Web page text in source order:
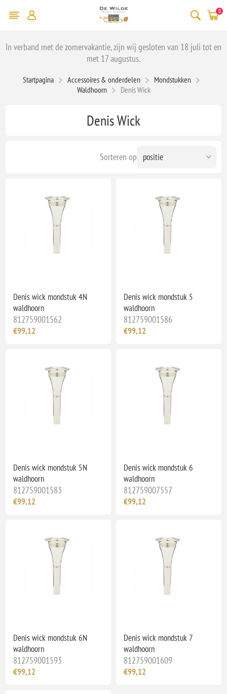
0
In verband met de zomervakantie, zijn wij gesloten van 18 juli tot en
met 17 augustus.
Startpagina Accessoires & onderdelen
Mondstukken
Waldhoorn
Denis Wick
Denis Wick
Sorteren op
Denis wick mondstuk 4N
waldhoorn
812759001562
€99,12
Denis wick mondstuk 5
waldhoorn
812759001586
€99,12
Denis wick mondstuk 5N
waldhoorn
812759001583
€99,12
Denis wick mondstuk 6
waldhoorn
812759007557
€99,12
Denis wick mondstuk 6N
waldhoorn
812759001593
€99,12
Denis wick mondstuk 7
waldhoorn
812759001609
€99,12